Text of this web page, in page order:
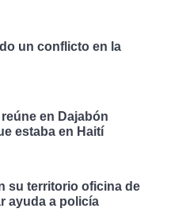
un conflicto en la
en Dajabón
estaba en Haití
su territorio oficina de
ayuda a policía